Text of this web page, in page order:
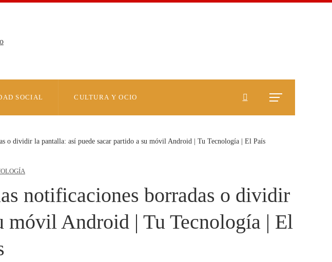
SOCIAL CULTURA Y OCIO
o dividir la pantalla: así puede sacar partido a su móvil Android | Tu Tecnología | El País
notificaciones borradas o dividir
móvil Android | Tu Tecnología | El